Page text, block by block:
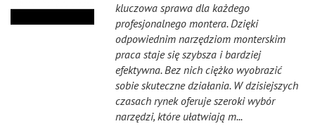
kluczowa sprawa dla każdego
profesjonalnego montera. Dzięki
odpowiednim narzędziom monterskim
praca staje się szybsza i bardziej
efektywna. Bez nich ciężko wyobrazić
sobie skuteczne działania. W dzisiejszych
czasach rynek oferuje szeroki wybór
narzędzi, które ułatwiają m...